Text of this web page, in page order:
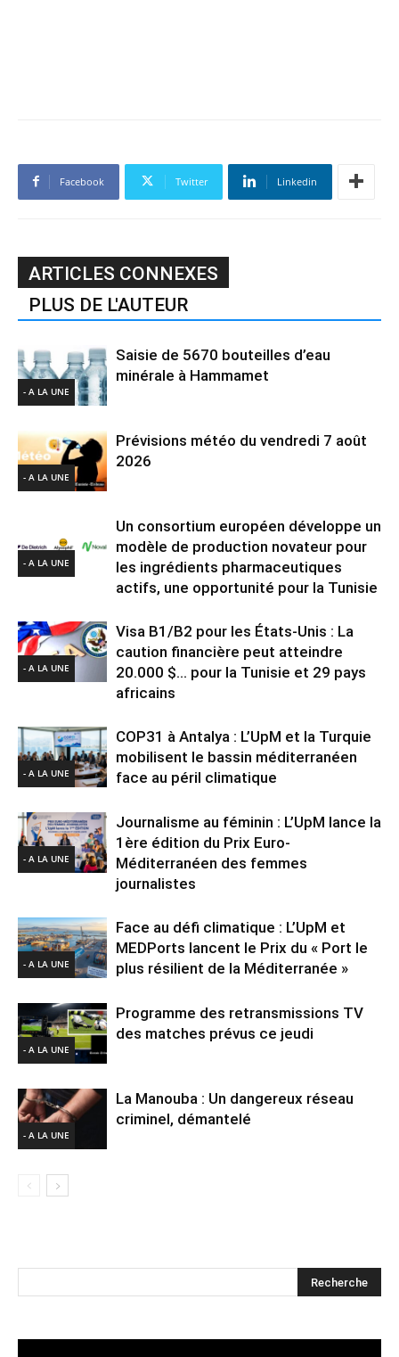
Facebook Twitter Linkedin
ARTICLES CONNEXES
PLUS DE L'AUTEUR
- A LA UNE
Saisie de 5670 bouteilles d’eau
minérale à Hammamet
- A LA UNE
Prévisions météo du vendredi 7 août
2026
- A LA UNE
Un consortium européen développe un
modèle de production novateur pour
les ingrédients pharmaceutiques
actifs, une opportunité pour la Tunisie
- A LA UNE
Visa B1/B2 pour les États-Unis : La
caution financière peut atteindre
20.000 $… pour la Tunisie et 29 pays
africains
- A LA UNE
COP31 à Antalya : L’UpM et la Turquie
mobilisent le bassin méditerranéen
face au péril climatique
- A LA UNE
Journalisme au féminin : L’UpM lance la
1ère édition du Prix Euro-
Méditerranéen des femmes
journalistes
- A LA UNE
Face au défi climatique : L’UpM et
MEDPorts lancent le Prix du « Port le
plus résilient de la Méditerranée »
- A LA UNE
Programme des retransmissions TV
des matches prévus ce jeudi
- A LA UNE
La Manouba : Un dangereux réseau
criminel, démantelé